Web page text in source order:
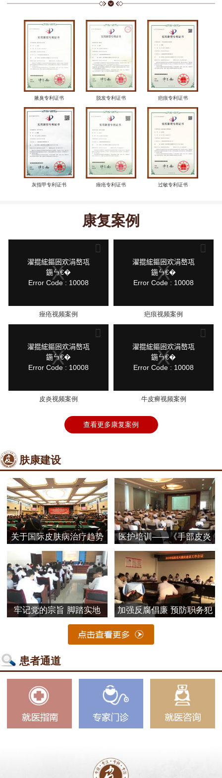
腋臭专利证书 脱发专利证书 疤痕专利证书
灰指甲专利证书 痤疮专利证书 过敏专利证书
康复案例
濯掍綋鏂囦欢涓嶅瓨
鍦ㄣ€�
Error Code : 10008
鍏
棴
獥
痤疮视频案例
濯掍綋鏂囦欢涓嶅瓨
鍦ㄣ€�
Error Code : 10008
鍏
棴
獥
疤痕视频案例
濯掍綋鏂囦欢涓嶅瓨
鍦ㄣ€�
Error Code : 10008
鍏
棴
獥
皮炎视频案例
濯掍綋鏂囦欢涓嶅瓨
鍦ㄣ€�
Error Code : 10008
鍏
棴
獥
牛皮癣视频案例
查看更多康复案例
肤康建设
关于国际皮肤病治疗趋势
探
医护培训——《手部皮炎
的
牢记党的宗旨 脚踏实地 加强反腐倡廉 预防职务犯
患者通道